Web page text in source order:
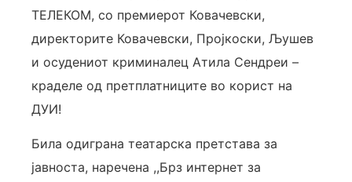
ТЕЛЕКОМ, со премиерот Ковачевски,
директорите Ковачевски, Пројкоски, Љушев
и осудениот криминалец Атила Сендреи –
краделе од претплатниците во корист на
ДУИ!
Била одиграна театарска претстава за
јавноста, наречена ,,Брз интернет за